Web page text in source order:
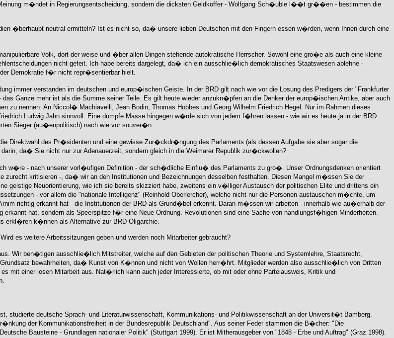
m�ndet in Regierungsentscheidung, sondern die dicksten Geldkoffer - Wolfgang Sch�uble l��t gr��en - bestimmen die
�berhaupt neutral ermitteln? Ist es nicht so, da� unsere lieben Deutschen mit den Fingern essen w�rden, wenn Ihnen durch eine
Volk, dort der weise und �ber allen Dingen stehende autokratische Herrscher. Sowohl eine gro�e als auch eine kleine
nicht gefeit. Ich habe bereits dargelegt, da� ich ein ausschlie�lich demokratisches Staatswesen ablehne -
Demokratie f�r nicht repr�sentierbar hielt.
immer verstanden im deutschen und europ�ischen Geiste. In der BRD gilt nach wie vor die Losung des Predigers der "Frankfurter
Ganze mehr ist als die Summe seiner Teile. Es gilt heute wieder anzukn�pfen an die Denker der europ�ischen Antike, aber auch
zu nennen: An Niccol� Machiavelli, Jean Bodin, Thomas Hobbes und Georg Wilhelm Friedrich Hegel. Nur im Rahmen dieses
Ludwig Jahn sinnvoll. Eine dumpfe Masse hingegen w�rde sich von jedem f�hren lassen - wie wir es heute ja in der BRD
Sieger (au�enpolitisch) nach wie vor souver�n.
Direktwahl des Pr�sidenten und eine gewisse Zur�ckdr�ngung des Parlaments (als dessen Aufgabe sie aber sogar die
da� Sie nicht nur zur Adenauerzeit, sondern gleich in die Weimarer Republik zur�ckwollen?
w�re - nach unserer vorl�ufigen Definition - der sch�dliche Einflu� des Parlaments zu gro�. Unser Ordnungsdenken orientiert
zurecht kritisieren -, da� wir an den Institutionen und Bezeichnungen desselben festhalten. Diesen Mangel m�ssen Sie der
Neuorientierung, wie ich sie bereits skizziert habe, zweitens ein v�lliger Austausch der politischen Elite und drittens ein
- vor allem die "nationale Intelligenz" (Reinhold Oberlercher), welche nicht nur die Personen austauschen m�chte, um
richtig erkannt hat - die Institutionen der BRD als Grund�bel erkennt. Daran m�ssen wir arbeiten - innerhalb wie au�erhalb der
hat, sondern als Speerspitze f�r eine Neue Ordnung. Revolutionen sind eine Sache von handlungsf�higen Minderheiten.
erkl�ren k�nnen als Alternative zur BRD-Oligarchie.
es weitere Arbeitssitzungen geben und werden noch Mitarbeiter gebraucht?
Wir ben�tigen ausschlie�lich Mitstreiter, welche auf den Gebieten der politischen Theorie und Systemlehre, Staatsrecht,
bewahrheiten, da� Kunst von K�nnen und nicht von Wollen herr�hrt. Mitglieder werden also ausschlie�lich von Dritten
mit einer losen Mitarbeit aus. Nat�rlich kann auch jeder Interessierte, ob mit oder ohne Parteiausweis, Kritik und
studierte deutsche Sprach- und Literaturwissenschaft, Kommunikations- und Politikwissenschaft an der Universit�t Bamberg.
der Kommunikationsfreiheit in der Bundesrepublik Deutschland". Aus seiner Feder stammen die B�cher: "Die
Bausteine - Grundlagen nationaler Politik" (Stuttgart 1999). Er ist Mitherausgeber von "1848 - Erbe und Auftrag" (Graz 1998).